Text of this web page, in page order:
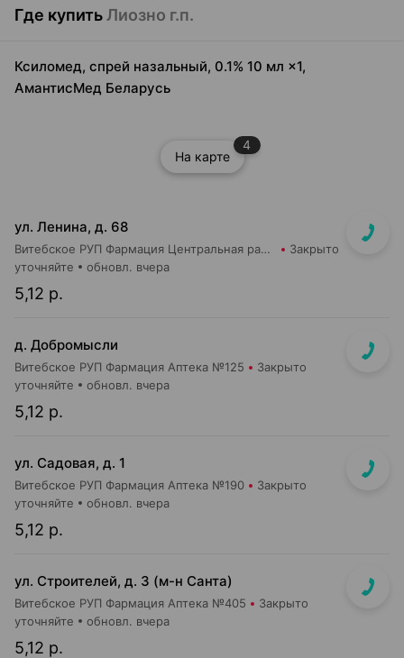
Где купитьЛиозно г.п.
Ксиломед, спрей назальный, 0.1% 10 мл ×1,
АмантисМед Беларусь
На карте
4
ул. Ленина, д. 68
Витебское РУП Фармация Центральная районная аптека №16 Закрыто
5,12 р.
уточняйте обновл. вчера
д. Добромысли
Витебское РУП Фармация Аптека №125 Закрыто
5,12 р.
уточняйте обновл. вчера
ул. Садовая, д. 1
Витебское РУП Фармация Аптека №190 Закрыто
5,12 р.
уточняйте обновл. вчера
ул. Строителей, д. 3 (м-н Санта)
Витебское РУП Фармация Аптека №405 Закрыто
5,12 р.
уточняйте обновл. вчера